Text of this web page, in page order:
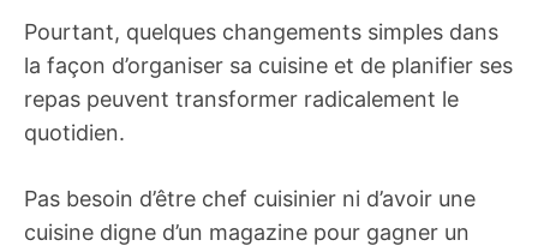
Pourtant, quelques changements simples dans
la façon d’organiser sa cuisine et de planifier ses
repas peuvent transformer radicalement le
quotidien.
Pas besoin d’être chef cuisinier ni d’avoir une
cuisine digne d’un magazine pour gagner un